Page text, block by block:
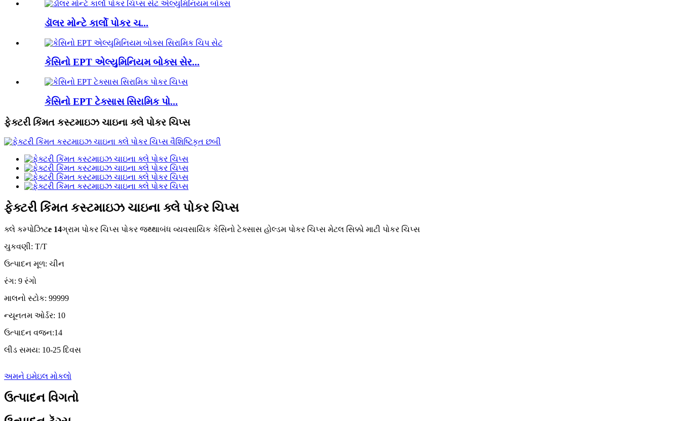
ડૉલર મોન્ટે કાર્લો પોકર ચ...
કેસિનો EPT એલ્યુમિનિયમ બોક્સ સેર...
કેસિનો EPT ટેક્સાસ સિરામિક પો...
ફેક્ટરી કિંમત કસ્ટમાઇઝ ચાઇના ક્લે પોકર ચિપ્સ
ફેક્ટરી કિંમત કસ્ટમાઇઝ ચાઇના ક્લે પોકર ચિપ્સ
ક્લે કમ્પોઝિટe 14ગ્રામ પોકર ચિપ્સ પોકર જથ્થાબંધ વ્યવસાયિક કેસિનો ટેક્સાસ હોલ્ડમ પોકર ચિપ્સ મેટલ સિક્કો માટી પોકર ચિપ્સ
ચુકવણી: T/T
ઉત્પાદન મૂળ: ચીન
રંગ: 9 રંગો
માલનો સ્ટોક: 99999
ન્યૂનતમ ઓર્ડર: 10
ઉત્પાદન વજન:14
લીડ સમય: 10-25 દિવસ
અમને ઇમેઇલ મોકલો
ઉત્પાદન વિગતો